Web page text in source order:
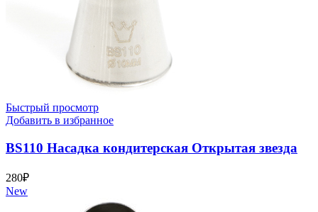
Быстрый просмотр
Добавить в избранное
BS110 Насадка кондитерская Открытая звезда
280₽
New